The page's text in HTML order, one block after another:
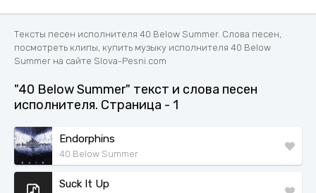
Тексты песен исполнителя 40 Below Summer. Слова песен,
посмотреть клипы, купить музыку исполнителя 40 Below
Summer на сайте Slova-Pesni.com
"40 Below Summer" текст и слова песен
исполнителя. Страница - 1
Endorphins
40 Below Summer
Suck It Up